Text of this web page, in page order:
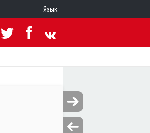
Язык